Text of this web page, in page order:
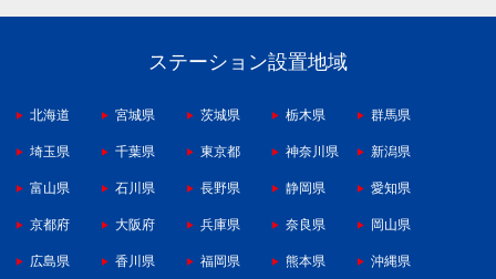
ステーション設置地域
北海道 宮城県 茨城県 栃木県 群馬県
埼玉県 千葉県 東京都 神奈川県 新潟県
富山県 石川県 長野県 静岡県 愛知県
京都府 大阪府 兵庫県 奈良県 岡山県
広島県 香川県 福岡県 熊本県 沖縄県